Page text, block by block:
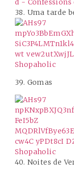
38. Uma tarde
39. Gomas
40. Noites de